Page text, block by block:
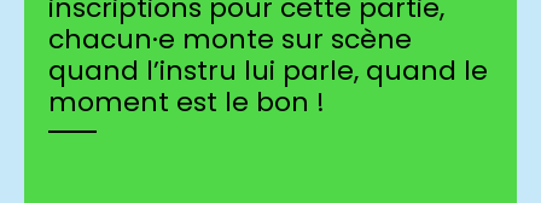
inscriptions pour cette partie,
chacun·e monte sur scène
quand l’instru lui parle, quand le
moment est le bon !